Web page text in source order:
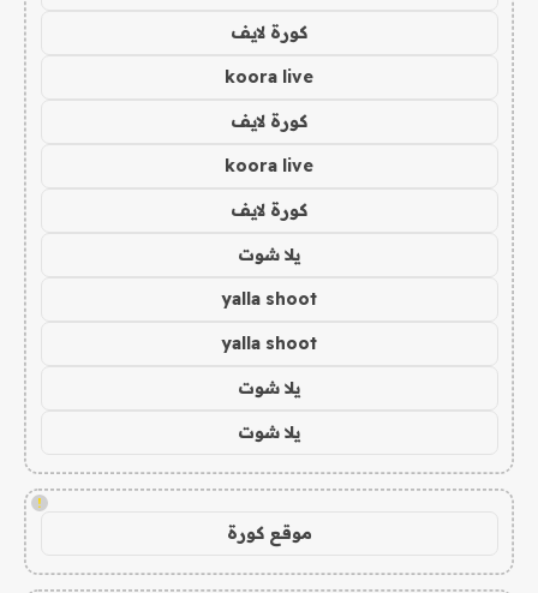
كورة لايف
koora live
كورة لايف
koora live
كورة لايف
يلا شوت
yalla shoot
yalla shoot
يلا شوت
يلا شوت
!
موقع كورة